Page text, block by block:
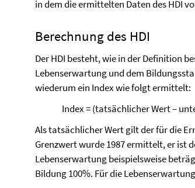
in dem die ermittelten Daten des HDI
Berechnung des HDI
Der HDI besteht, wie in der Definition
Lebenserwartung und dem
wiederum ein Index wie folgt ermittelt:
Index = (tatsächlicher Wert –
Als tatsächlicher Wert gilt der für die
Grenzwert wurde 1987 ermittelt, er ist
Lebenserwartung beispielsweise
Bildung 100%. Für die